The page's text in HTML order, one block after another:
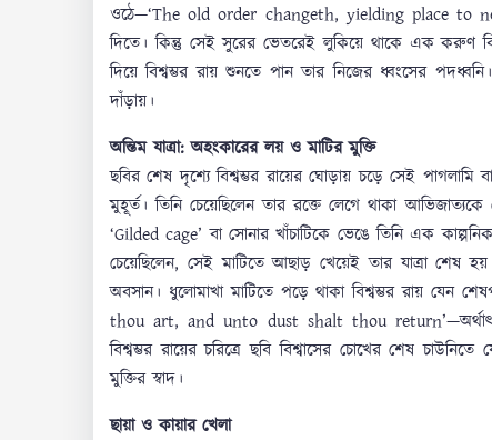
ওঠে—‘The old order changeth, yielding place to
দিতে। কিন্তু সেই সুরের ভেতরেই লুকিয়ে থাকে এক করুণ
দিয়ে বিশ্বম্ভর রায় শুনতে পান তার নিজের ধ্বংসের
দাঁড়ায়।
অন্তিম যাত্রা: অহংকারের লয় ও মাটির মুক্তি
ছবির শেষ দৃশ্যে বিশ্বম্ভর রায়ের ঘোড়ায় চড়ে সেই
মুহূর্ত। তিনি চেয়েছিলেন তার রক্তে লেগে থাকা
‘Gilded cage’ বা সোনার খাঁচাটিকে ভেঙে তিনি এক
চেয়েছিলেন, সেই মাটিতে আছাড় খেয়েই তার যাত্রা শেষ
অবসান। ধুলোমাখা মাটিতে পড়ে থাকা বিশ্বম্ভর রায় যেন
thou art, and unto dust shalt thou return’—অর্থাৎ
বিশ্বম্ভর রায়ের চরিত্রে ছবি বিশ্বাসের চোখের শেষ
মুক্তির স্বাদ।
ছায়া ও কায়ার খেলা